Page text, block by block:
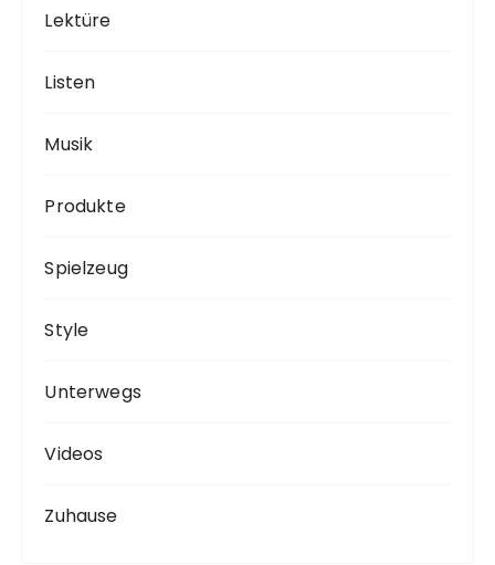
Lektüre
Listen
Musik
Produkte
Spielzeug
Style
Unterwegs
Videos
Zuhause